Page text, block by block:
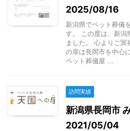
2025/08/16
新潟県でペット葬儀
す。 この度は、新潟
ました。 心よりご
の扉は長岡市を中心
ペット葬儀屋 ...
訪問実績
新潟県長岡市
2021/05/04